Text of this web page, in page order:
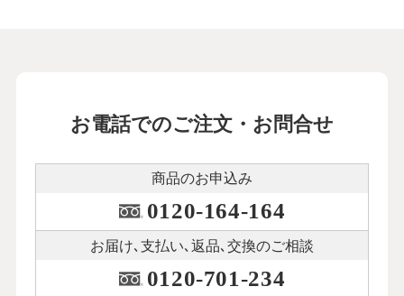
お電話でのご注文・お問合せ
商品のお申込み
0120-164-164
お届け､支払い､ 返品､交換のご相談
0120-701-234